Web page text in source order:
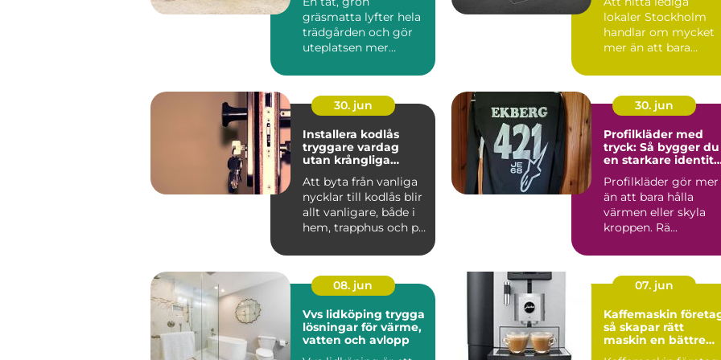
gräsmatta lyfter hela
trädgården och gör
uteplatsen mer
vill slippa v...
lokaler Stockholm
handlar om mycket
mer än att bara
en hyra. För ...
30. jun
Installera kodlås
tryggare vardag
utan krångliga
Att byta från vanliga
nycklar till kodlås blir
allt vanligare, både i
hem, trapphus och på
30. jun
Profilkläder med
tryck: Så bygger du
en starkare
Profilkläder gör mer
än att bara hålla
värmen eller skyla
kroppen. Rä...
08. jun
Vvs lidköping trygga
lösningar för värme,
vatten och avlopp
07. jun
Kaffemaskin
så skapar rätt
maskin en bättre